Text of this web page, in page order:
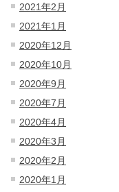
2021年2月
2021年1月
2020年12月
2020年10月
2020年9月
2020年7月
2020年4月
2020年3月
2020年2月
2020年1月